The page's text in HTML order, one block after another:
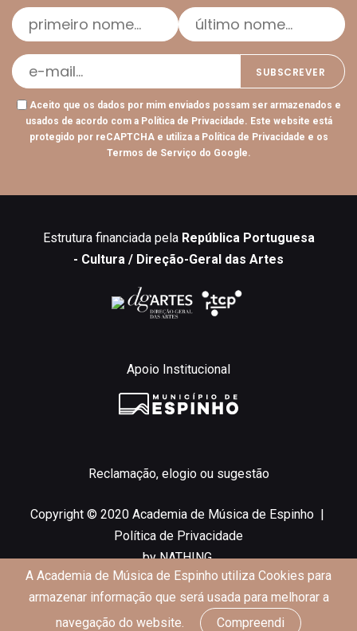
A Academia de Música de Espinho utiliza Cookies para
armazenar informação que será usada para melhorar a
navegação do website.
Compreendi
Aceito que os dados por mim enviados possam ser armazenados e
usados de acordo com a Política de Privacidade. Este website está
protegido por reCAPTCHA e utiliza a Política de Privacidade e os
Termos de Serviço do Google.
Estrutura financiada pela República Portuguesa
- Cultura / Direção-Geral das Artes
Apoio Institucional
Reclamação, elogio ou sugestão
Copyright © 2020 Academia de Música de Espinho |
Política de Privacidade
byNATHING.
INÍCIO